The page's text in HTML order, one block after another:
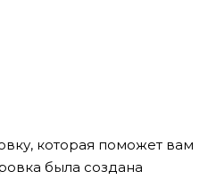
которая поможет вам
была создана